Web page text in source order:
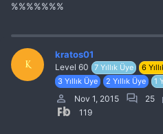
%%%%%%%
K
kratos01
Level 60 7 Yıllık Üye 6
3 Yıllık Üye
2 Yıllık Üye 1
Nov 1, 2015 25
119